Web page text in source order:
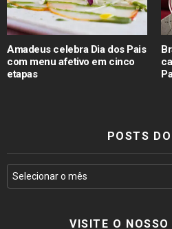
Amadeus celebra Dia dos Pais
com menu afetivo em cinco
etapas
POSTS
VISITE O NOSSO